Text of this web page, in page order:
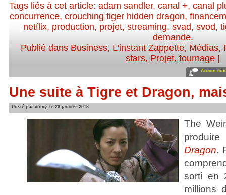
Tags liés à cet article: adam sandler, canal +, canal
concurrence,crouching tiger hidden dragon,
netflix, production, projet, streaming, svad, svod,
demande.
Publié dans Business, L'instant Zappette, Médias,
stars, Projet, tournage
Aucun
Une suite à Tigre et Dragon,
Posté par vincy, le 26 janvier 2013
The
Dragon.
sorti en
millions